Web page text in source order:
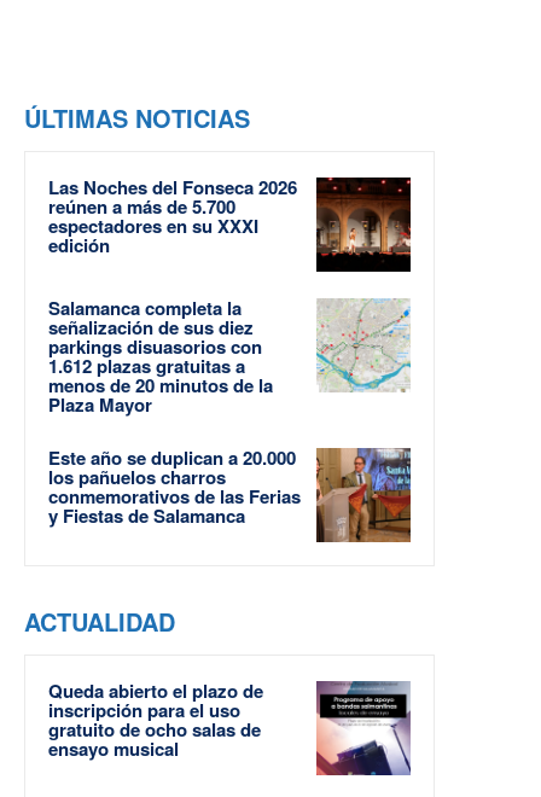
ÚLTIMAS NOTICIAS
Las Noches del Fonseca 2026
reúnen a más de 5.700
espectadores en su XXXI
edición
Salamanca completa la
señalización de sus diez
parkings disuasorios con
1.612 plazas gratuitas a
menos de 20 minutos de la
Plaza Mayor
Este año se duplican a 20.000
los pañuelos charros
conmemorativos de las Ferias
y Fiestas de Salamanca
ACTUALIDAD
Queda abierto el plazo de
inscripción para el uso
gratuito de ocho salas de
ensayo musical